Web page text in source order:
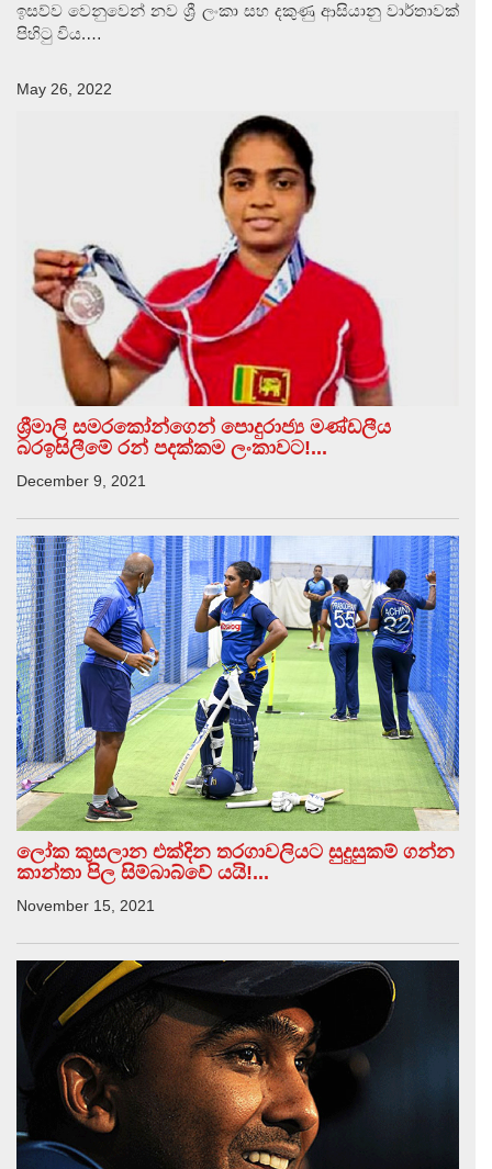
ඉසව්ව වෙනුවෙන් නව ශ්‍රී ලංකා සහ දකුණු ආසියානු වාර්තාවක්
පිහිටු විය.…
May 26, 2022
ශ්‍රීමාලි සමරකෝන්ගෙන් පොදුරාජ්‍ය මණ්ඩලීය
බරඉසිලීමේ රන් පදක්කම ලංකාවට!...
December 9, 2021
ලෝක කුසලාන එක්දින තරගාවලියට සුදුසුකම් ගන්න
කාන්තා පිල සිම්බාබ්වේ යයි!...
November 15, 2021